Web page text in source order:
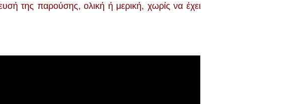
της παρούσης, ολική ή μερική, χωρίς να έχει